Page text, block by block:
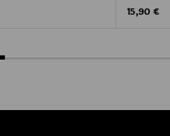
Original
15,90 €